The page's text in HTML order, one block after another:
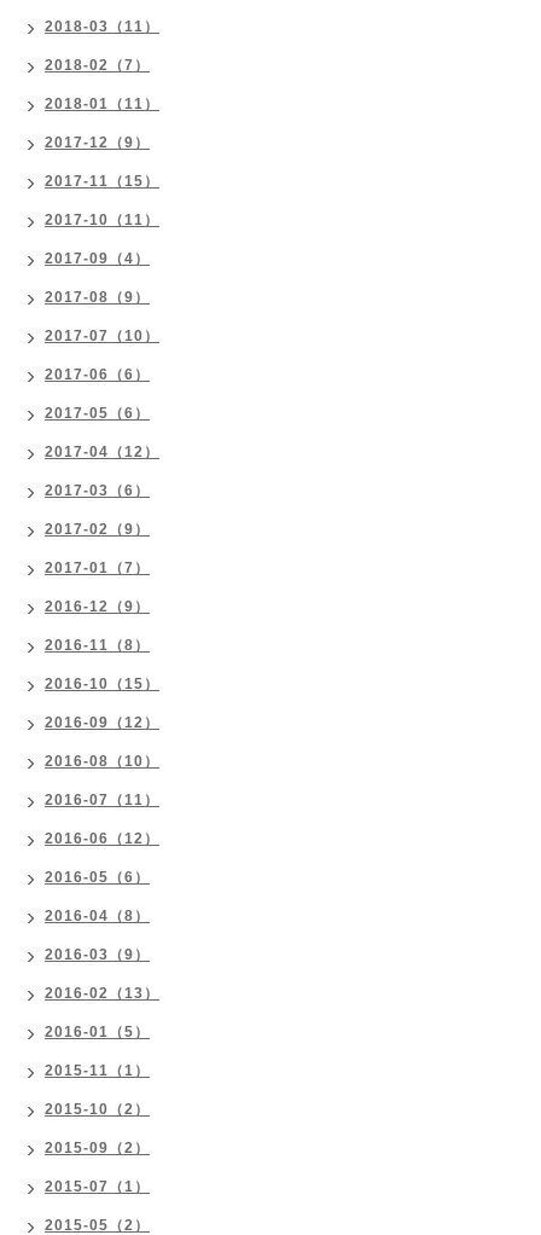
2018-03（11）
2018-02（7）
2018-01（11）
2017-12（9）
2017-11（15）
2017-10（11）
2017-09（4）
2017-08（9）
2017-07（10）
2017-06（6）
2017-05（6）
2017-04（12）
2017-03（6）
2017-02（9）
2017-01（7）
2016-12（9）
2016-11（8）
2016-10（15）
2016-09（12）
2016-08（10）
2016-07（11）
2016-06（12）
2016-05（6）
2016-04（8）
2016-03（9）
2016-02（13）
2016-01（5）
2015-11（1）
2015-10（2）
2015-09（2）
2015-07（1）
2015-05（2）